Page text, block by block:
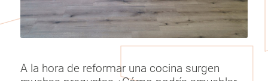
A la hora de reformar una cocina surgen